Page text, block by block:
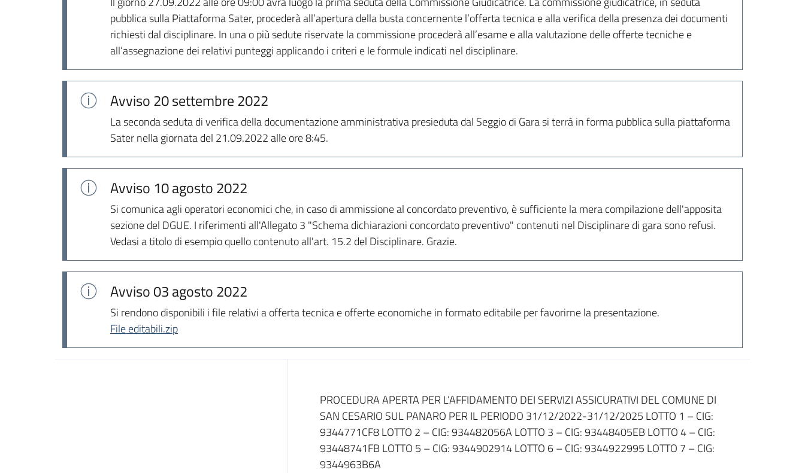
pubblica sulla Piattaforma Sater, procederà all’apertura della busta concernente l’offerta tecnica e alla verifica della presenza dei documenti
richiesti dal disciplinare. In una o più sedute riservate la commissione procederà all’esame e alla valutazione delle offerte tecniche e
all’assegnazione dei relativi punteggi applicando i criteri e le formule indicati nel disciplinare.
Avviso20 settembre 2022
La seconda seduta di verifica della documentazione amministrativa presieduta dal Seggio di Gara si terrà in forma pubblica sulla piattaforma
Sater nella giornata del 21.09.2022 alle ore 8:45.
Avviso 10 agosto 2022
Si comunica agli operatori economici che, in caso di ammissione al concordato preventivo, è sufficiente la mera compilazione dell'apposita
sezione del DGUE. I riferimenti all'Allegato 3 "Schema dichiarazioni concordato preventivo" contenuti nel Disciplinare di gara sono refusi.
Vedasi a titolo di esempio quello contenuto all'art. 15.2 del Disciplinare. Grazie.
Avviso03 agosto 2022
Si rendono disponibili i file relativi a offerta tecnica e offerte economiche in formato editabile per favorirne la presentazione.
File editabili.zip
Dati del bando
PROCEDURA APERTA PER L’AFFIDAMENTO DEI SERVIZI ASSICURATIVI DEL COMUNE DI
SAN CESARIO SUL PANARO PER IL PERIODO 31/12/2022-31/12/2025 LOTTO 1 – CIG:
9344771CF8 LOTTO 2 – CIG: 934482056A LOTTO 3 – CIG: 93448405EB LOTTO 4 – CIG:
93448741FB LOTTO 5 – CIG: 9344902914 LOTTO 6 – CIG: 9344922995 LOTTO 7 – CIG:
9344963B6A